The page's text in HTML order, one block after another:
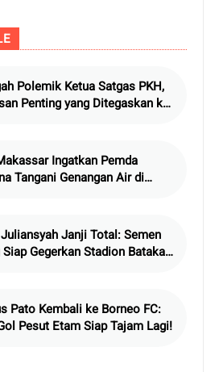
Polemik Ketua Satgas PKH,
Penting yang Ditegaskan ke
Ingatkan Pemda
Tangani Genangan Air di
Janji Total: Semen
Siap Gegerkan Stadion Batakan
Pato Kembali ke Borneo FC:
Pesut Etam Siap Tajam Lagi!